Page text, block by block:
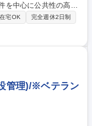
を中心に公共性の高い
当社業務全般 ≪案
内物件はもちろん今
2～3回程度発生いた
皆、積極的に相手の意
うという気概に溢れ
在宅OK
完全週休2日制
管理)/※ベテラン